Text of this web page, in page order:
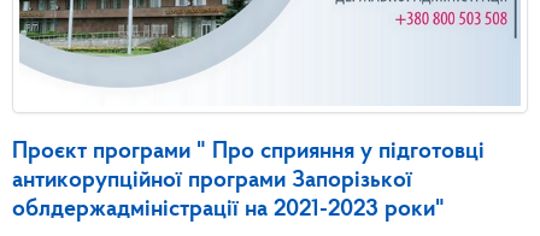
Проєкт програми " Про сприяння у підготовці
антикорупційної програми Запорізької
облдержадміністрації на 2021-2023 роки"